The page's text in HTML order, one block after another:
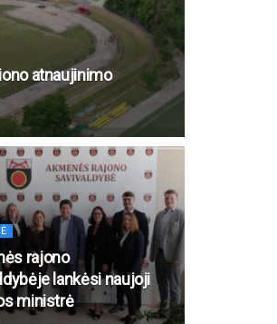
atnaujinimo
rajono
lankėsi naujoji
ministrė